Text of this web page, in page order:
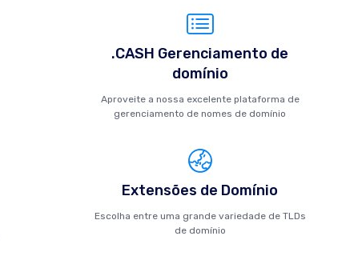
.CASH Gerenciamento de
domínio
Aproveite a nossa excelente plataforma de
gerenciamento de nomes de domínio
Extensões de Domínio
Escolha entre uma grande variedade de TLDs
de domínio